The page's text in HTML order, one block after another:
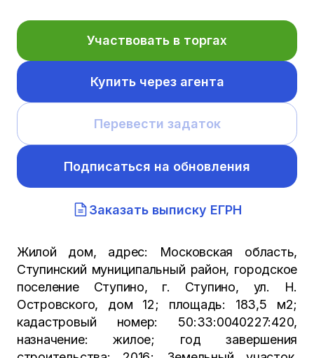
Участвовать в торгах
Купить через агента
Перевести задаток
Подписаться на обновления
Заказать выписку ЕГРН
Жилой дом, адрес: Московская область,
Ступинский муниципальный район, городское
поселение Ступино, г. Ступино, ул. Н.
Островского, дом 12; площадь: 183,5 м2;
кадастровый номер: 50:33:0040227:420,
назначение: жилое; год завершения